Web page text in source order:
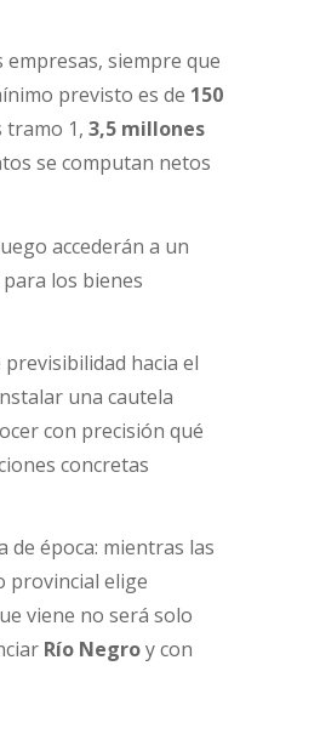
siempre que
previsto es de 150
tramo 1,3,5 millones
se computan netos
accederán a un
para los bienes
hacia el
una cautela
con precisión qué
concretas
de época: mientras las
provincial elige
viene no será solo
Río Negroy con